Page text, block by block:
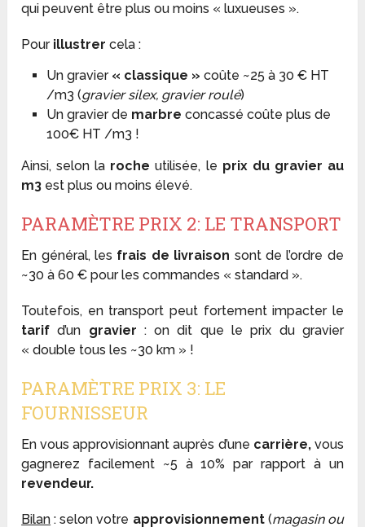
qui peuvent être plus ou moins « luxueuses ».
Pour illustrer cela :
Un gravier « classique » coûte ~25 à 30 € HT
/m3 (gravier silex, gravier roulé)
Un gravier de marbre concassé coûte plus de
100€ HT /m3 !
Ainsi, selon la roche utilisée, le prix du gravier au
m3 est plus ou moins élevé.
PARAMÈTRE PRIX 2: LE TRANSPORT
En général, les frais de livraison sont de l’ordre de
~30 à 60 € pour les commandes « standard ».
Toutefois, en transport peut fortement impacter le
tarif d’un gravier : on dit que le prix du gravier
« double tous les ~30 km » !
PARAMÈTRE PRIX 3: LE
FOURNISSEUR
En vous approvisionnant auprès d’une carrière,vous
gagnerez facilement ~5 à 10% par rapport à un
revendeur.
Bilan : selon votre approvisionnement(magasin ou